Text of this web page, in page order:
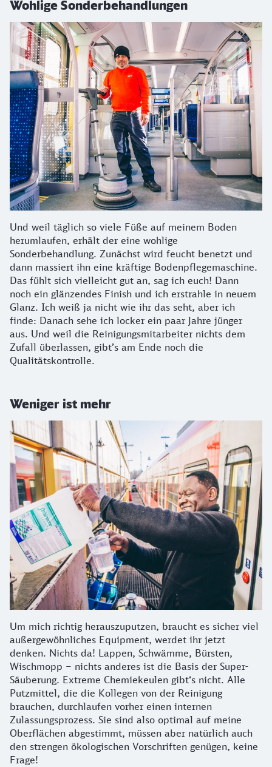
Wohlige Sonderbehandlungen
Und weil täglich so viele Füße auf meinem Boden
herumlaufen, erhält der eine wohlige
Sonderbehandlung. Zunächst wird feucht benetzt und
dann massiert ihn eine kräftige Bodenpflegemaschine.
Das fühlt sich vielleicht gut an, sag ich euch! Dann
noch ein glänzendes Finish und ich erstrahle in neuem
Glanz. Ich weiß ja nicht wie ihr das seht, aber ich
finde: Danach sehe ich locker ein paar Jahre jünger
aus. Und weil die Reinigungsmitarbeiter nichts dem
Zufall überlassen, gibt’s am Ende noch die
Qualitätskontrolle.
Weniger ist mehr
Um mich richtig herauszuputzen, braucht es sicher viel
außergewöhnliches Equipment, werdet ihr jetzt
denken. Nichts da! Lappen, Schwämme, Bürsten,
Wischmopp – nichts anderes ist die Basis der Super-
Säuberung. Extreme Chemiekeulen gibt‘s nicht. Alle
Putzmittel, die die Kollegen von der Reinigung
brauchen, durchlaufen vorher einen internen
Zulassungsprozess. Sie sind also optimal auf meine
Oberflächen abgestimmt, müssen aber natürlich auch
den strengen ökologischen Vorschriften genügen, keine
Frage!